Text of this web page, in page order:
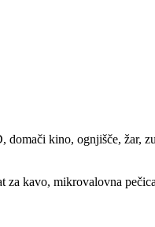
kino, ognjišče, žar,
za kavo, mikrovalovna